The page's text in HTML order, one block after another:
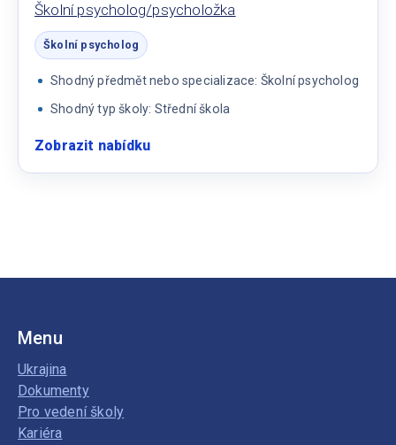
Školní psycholog/psycholožka
Školní psycholog
Shodný předmět nebo specializace: Školní psycholog
Shodný typ školy: Střední škola
Zobrazit nabídku:
Menu
Ukrajina
Dokumenty
Pro vedení školy
Kariéra